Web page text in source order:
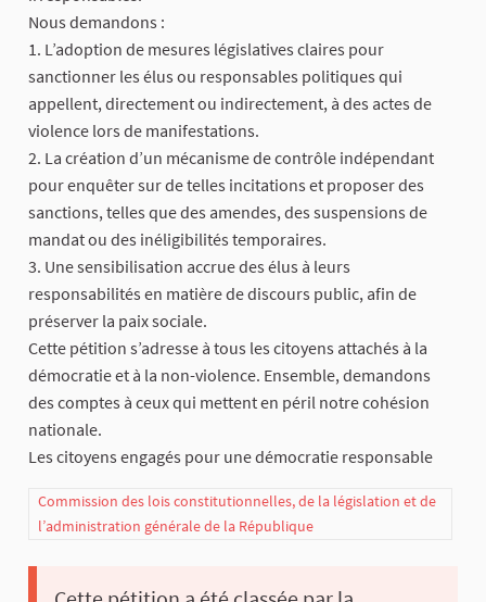
Nous demandons :
1. L’adoption de mesures législatives claires pour
sanctionner les élus ou responsables politiques qui
appellent, directement ou indirectement, à des actes de
violence lors de manifestations.
2. La création d’un mécanisme de contrôle indépendant
pour enquêter sur de telles incitations et proposer des
sanctions, telles que des amendes, des suspensions de
mandat ou des inéligibilités temporaires.
3. Une sensibilisation accrue des élus à leurs
responsabilités en matière de discours public, afin de
préserver la paix sociale.
Cette pétition s’adresse à tous les citoyens attachés à la
démocratie et à la non-violence. Ensemble, demandons
des comptes à ceux qui mettent en péril notre cohésion
nationale.
Les citoyens engagés pour une démocratie responsable
Commission des lois constitutionnelles, de la législation et de
l’administration générale de la République